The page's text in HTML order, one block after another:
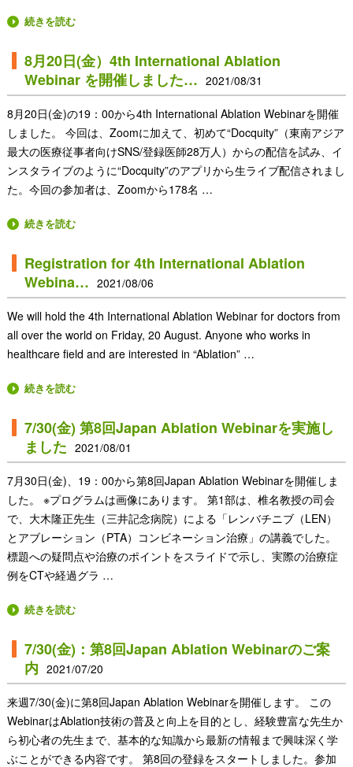
続きを読む
8月20日(金）4th International Ablation
Webinar を開催しました… 2021/08/31
8月20日(金)の19：00から4th International Ablation Webinarを開催
しました。 今回は、Zoomに加えて、初めて“Docquity”（東南アジア
最大の医療従事者向けSNS/登録医師28万人）からの配信を試み、イ
ンスタライブのように“Docquity”のアプリから生ライブ配信されまし
た。今回の参加者は、Zoomから178名 …
続きを読む
Registration for 4th International Ablation
Webina… 2021/08/06
We will hold the 4th International Ablation Webinar for doctors from
all over the world on Friday, 20 August. Anyone who works in
healthcare field and are interested in “Ablation” …
続きを読む
7/30(金) 第8回Japan Ablation Webinarを実施し
ました 2021/08/01
7月30日(金)、19：00から第8回Japan Ablation Webinarを開催しま
した。 ※プログラムは画像にあります。 第1部は、椎名教授の司会
で、大木隆正先生（三井記念病院）による「レンバチニブ（LEN）
とアブレーション（PTA）コンビネーション治療」の講義でした。
標題への疑問点や治療のポイントをスライドで示し、実際の治療症
例をCTや経過グラ …
続きを読む
7/30(金)：第8回Japan Ablation Webinarのご案
内 2021/07/20
来週7/30(金)に第8回Japan Ablation Webinarを開催します。 この
WebinarはAblation技術の普及と向上を目的とし、経験豊富な先生か
ら初心者の先生まで、基本的な知識から最新の情報まで興味深く学
ぶことができる内容です。 第8回の登録をスタートしました。参加